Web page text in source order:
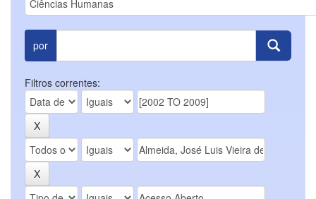
por
Filtros correntes: